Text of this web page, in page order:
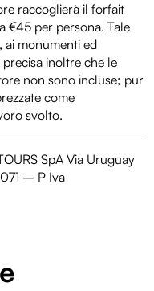
raccoglierà il forfait
€45 per persona. Tale
ai monumenti ed
inoltre che le
non sono incluse; pur
come
svolto.
SpA Via Uruguay
– P Iva